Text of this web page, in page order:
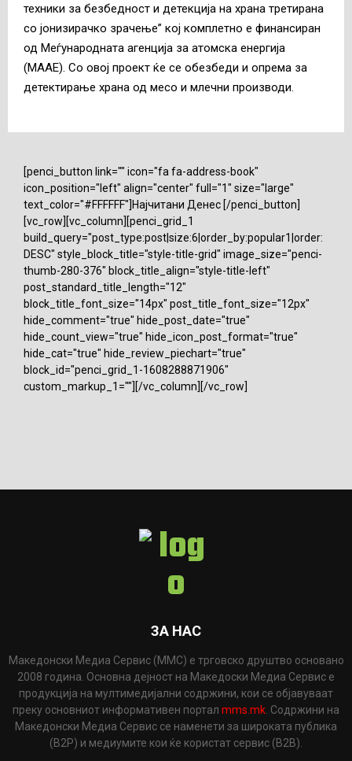
техники за безбедност и детекција на храна третирана
со јонизирачко зрачење” кој комплетно е финансиран
од Меѓународната агенција за атомска енергија
(МААЕ). Со овој проект ќе се обезбеди и опрема за
детектирање храна од месо и млечни производи.
[penci_button link="" icon="fa fa-address-book"
icon_position="left" align="center" full="1" size="large"
text_color="#FFFFFF"]Најчитани Денес [/penci_button]
[vc_row][vc_column][penci_grid_1
build_query="post_type:post|size:6|order_by:popular1|order:
DESC" style_block_title="style-title-grid" image_size="penci-
thumb-280-376" block_title_align="style-title-left"
post_standard_title_length="12"
block_title_font_size="14px" post_title_font_size="12px"
hide_comment="true" hide_post_date="true"
hide_count_view="true" hide_icon_post_format="true"
hide_cat="true" hide_review_piechart="true"
block_id="penci_grid_1-1608288871906"
custom_markup_1=""][/vc_column][/vc_row]
ЗА НАС
Македонски Медиа Сервис (ММС) е трговско друштво основано
2008 година. Основна дејност на Македоски Медиа Сервис е
продукција на мултимедијални содржини, кои се објавуваат
преку основниот информативен портал mms.mk . Содржини на
Македонски Медиа Сервис се наменети за широката публика
(B2P) и медиумите кои ќе користат сервис (B2B).